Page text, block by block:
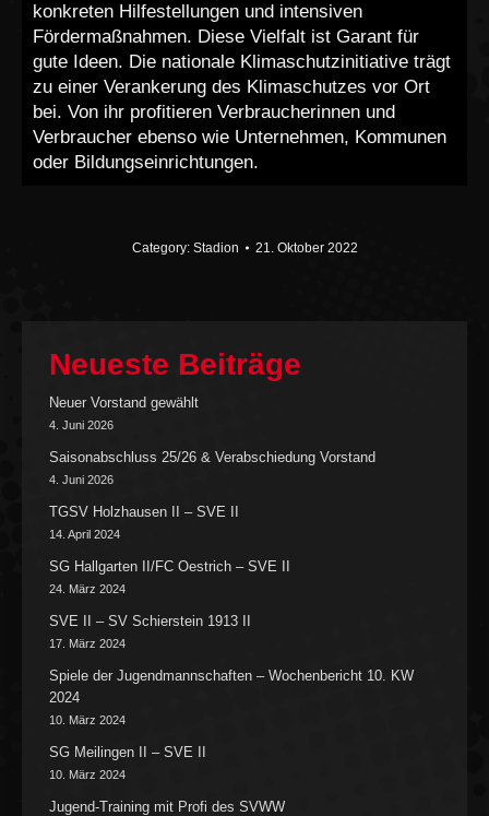
konkreten Hilfestellungen und intensiven
Fördermaßnahmen. Diese Vielfalt ist Garant für
gute Ideen. Die nationale Klimaschutzinitiative trägt
zu einer Verankerung des Klimaschutzes vor Ort
bei. Von ihr profitieren Verbraucherinnen und
Verbraucher ebenso wie Unternehmen, Kommunen
oder Bildungseinrichtungen.
Category: Stadion 21. Oktober 2022
Neueste Beiträge
Neuer Vorstand gewählt
4. Juni 2026
Saisonabschluss 25/26 & Verabschiedung Vorstand
4. Juni 2026
TGSV Holzhausen II – SVE II
14. April 2024
SG Hallgarten II/FC Oestrich – SVE II
24. März 2024
SVE II – SV Schierstein 1913 II
17. März 2024
Spiele der Jugendmannschaften – Wochenbericht 10. KW
2024
10. März 2024
SG Meilingen II – SVE II
10. März 2024
Jugend-Training mit Profi des SVWW